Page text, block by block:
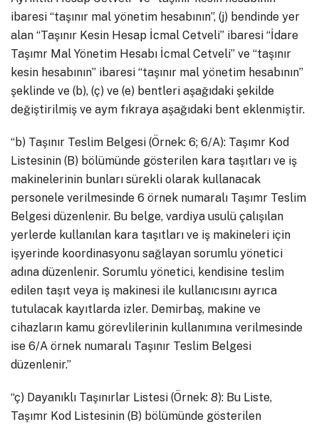
ibaresi “taşınır mal yönetim hesabının”, (j) bendinde yer
alan “Taşınır Kesin Hesap İcmal Cetveli” ibaresi “İdare
Taşımr Mal Yönetim Hesabı İcmal Cetveli” ve “taşınır
kesin hesabının” ibaresi “taşınır mal yönetim hesabının”
şeklinde ve (b), (ç) ve (e) bentleri aşağıdaki şekilde
değiştirilmiş ve aym fıkraya aşağıdaki bent eklenmiştir.
“b) Taşınır Teslim Belgesi (Örnek: 6; 6/A): Taşımr Kod
Listesinin (B) bölümünde gösterilen kara taşıtları ve iş
makinelerinin bunları sürekli olarak kullanacak
personele verilmesinde 6 örnek numaralı Taşımr Teslim
Belgesi düzenlenir. Bu belge, vardiya usulü çalışılan
yerlerde kullanılan kara taşıtları ve iş makineleri için
işyerinde koordinasyonu sağlayan sorumlu yönetici
adına düzenlenir. Sorumlu yönetici, kendisine teslim
edilen taşıt veya iş makinesi ile kullanıcısını ayrıca
tutulacak kayıtlarda izler. Demirbaş, makine ve
cihazların kamu görevlilerinin kullanımına verilmesinde
ise 6/A örnek numaralı Taşınır Teslim Belgesi
düzenlenir.”
“ç) Dayanıklı Taşınırlar Listesi (Örnek: 8): Bu Liste,
Taşımr Kod Listesinin (B) bölümünde gösterilen